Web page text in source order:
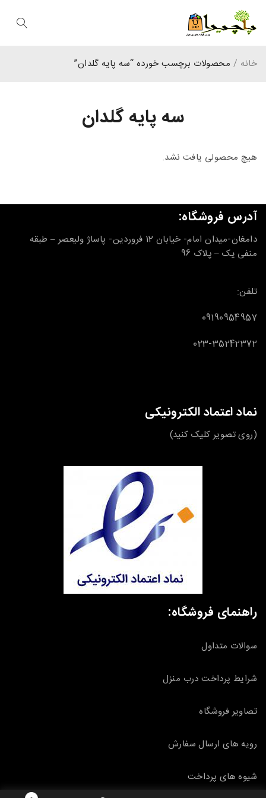
سه پایه گلدان
خانه / محصولات برچسب خورده “سه پایه گلدان”
هیچ محصولی یافت نشد.
آدرس فروشگاه:
دامغان-میدان امام- خیابان 12 فروردین- پاساژ ولیعصر – طبقه
منفی یک – پلاک 96
تلفن:
09190954957
023-35242372
نماد اعتماد الکترونیکی
(روی تصویر کلیک کنید)
راهنمای فروشگاه:
سوالات متداول
شرایط پرداخت درب منزل
تصاویر فروشگاه
رویه های ارسال سفارش
شیوه های پرداخت